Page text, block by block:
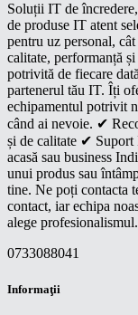
Soluții IT de
de produse IT atent
pentru uz personal,
calitate, performanță
potrivită de fiecare
partenerul tău IT. Îți
echipamentul potrivit
când ai nevoie. ✔
și de calitate ✔
acasă sau business
unui produs sau
tine. Ne poți contacta
contact, iar echipa
alege
0733088041
Informaţii